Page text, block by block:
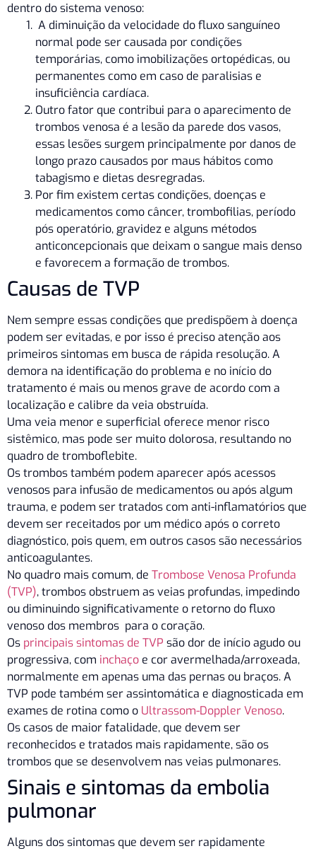
dentro do sistema venoso:
A diminuição da velocidade do fluxo sanguíneo
normal pode ser causada por condições
temporárias, como imobilizações ortopédicas, ou
permanentes como em caso de paralisias e
insuficiência cardíaca.
Outro fator que contribui para o aparecimento de
trombos venosa é a lesão da parede dos vasos,
essas lesões surgem principalmente por danos de
longo prazo causados por maus hábitos como
tabagismo e dietas desregradas.
Por fim existem certas condições, doenças e
medicamentos como câncer, trombofilias, período
pós operatório, gravidez e alguns métodos
anticoncepcionais que deixam o sangue mais denso
e favorecem a formação de trombos.
Causas de TVP
Nem sempre essas condições que predispõem à doença
podem ser evitadas, e por isso é preciso atenção aos
primeiros sintomas em busca de rápida resolução. A
demora na identificação do problema e no início do
tratamento é mais ou menos grave de acordo com a
localização e calibre da veia obstruída.
Uma veia menor e superficial oferece menor risco
sistêmico, mas pode ser muito dolorosa, resultando no
quadro de tromboflebite.
Os trombos também podem aparecer após acessos
venosos para infusão de medicamentos ou após algum
trauma, e podem ser tratados com anti-inflamatórios que
devem ser receitados por um médico após o correto
diagnóstico, pois quem, em outros casos são necessários
anticoagulantes.
No quadro mais comum, de Trombose Venosa Profunda
(TVP), trombos obstruem as veias profundas, impedindo
ou diminuindo significativamente o retorno do fluxo
venoso dos membros para o coração.
Os principais sintomas de TVP são dor de início agudo ou
progressiva, com inchaço e cor avermelhada/arroxeada,
normalmente em apenas uma das pernas ou braços. A
TVP pode também ser assintomática e diagnosticada em
exames de rotina como o Ultrassom-Doppler Venoso.
Os casos de maior fatalidade, que devem ser
reconhecidos e tratados mais rapidamente, são os
trombos que se desenvolvem nas veias pulmonares.
Sinais e sintomas da embolia
pulmonar
Alguns dos sintomas que devem ser rapidamente